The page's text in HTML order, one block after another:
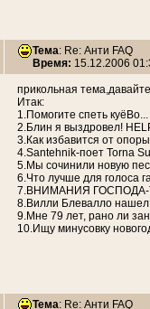
Тема: Re: Анти FAQ
Время: 15.12.2006
прикольная
Итак:
1.Помогите спеть куёВо...
2.Блин я выздровел!
3.Как избавится от
4.Santehnik-поет Torna
5.Мы сочинили новую
6.Что лучше для голоса
7.ВНИМАНИЯ
8.Вилли Блевалло нашел
9.Мне 79 лет, рано ли
10.Ищу минусовку
Тема: Re: Анти FAQ